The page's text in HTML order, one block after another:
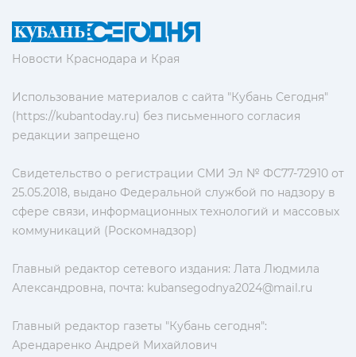
Новости Краснодара и Края
Использование материалов с сайта "Кубань Сегодня"
(https://kubantoday.ru) без письменного согласия
редакции запрещено
Свидетельство о регистрации СМИ Эл № ФС77-72910 от
25.05.2018, выдано Федеральной службой по надзору в
сфере связи, информационных технологий и массовых
коммуникаций (Роскомнадзор)
Главный редактор сетевого издания: Лата Людмила
Александровна, почта: kubansegodnya2024@mail.ru
Главный редактор газеты "Кубань сегодня":
Арендаренко Андрей Михайлович